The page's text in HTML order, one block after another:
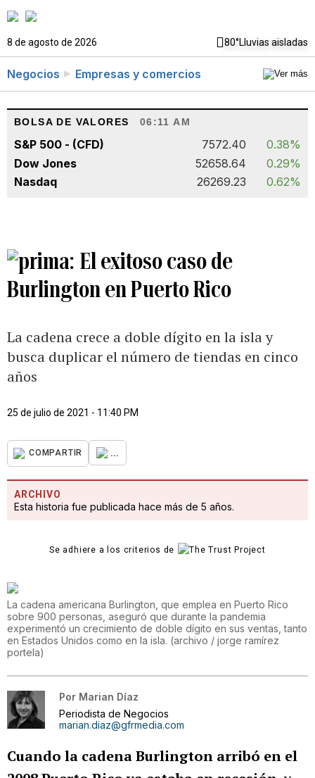
8 de agosto de 2026 80°Lluvias aisladas
Negocios Empresas y comercios
BOLSA DE VALORES 06:11 AM
S&P 500 - (CFD) 7572.40
0.38%
Dow Jones
52658.64
0.29%
Nasdaq
26269.23 0.62%
El exitoso caso de
Burlington en Puerto Rico
La cadena crece a doble dígito en la isla y
busca duplicar el número de tiendas en cinco
años
25 de julio de 2021 - 11:40 PM
COMPARTIR ...
ARCHIVO
Esta historia fue publicada hace más de 5 años.
Se adhiere a los criterios de
La cadena americana Burlington, que emplea en Puerto Rico
sobre 900 personas, aseguró que durante la pandemia
experimentó un crecimiento de doble dígito en sus ventas, tanto
en Estados Unidos como en la isla. (archivo / jorge ramírez
portela)
Por Marian Díaz
Periodista de Negocios
marian.diaz@gfrmedia.com
Cuando la cadena Burlington arribó en el